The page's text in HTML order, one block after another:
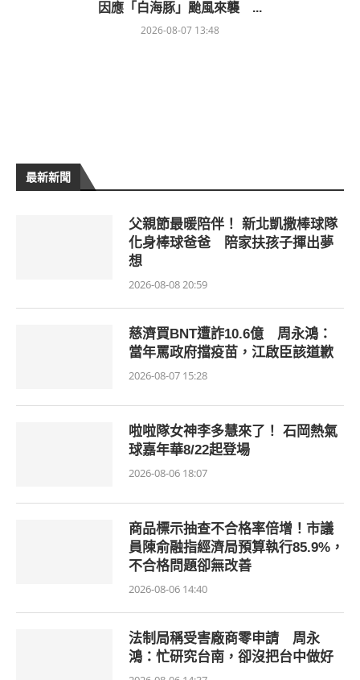
因應「白海豚」颱風來襲 ...
2026-08-07 13:48
最新新聞
父親節最暖陪伴！ 新北凱撒棒球隊
化身棒球爸爸 陪家扶孩子揮出夢
想
2026-08-08 20:59
慈濟買BNT遭詐10.6億 周永鴻：
當年罵政府擋疫苗，江啟臣該道歉
2026-08-07 15:28
啦啦隊女神李多慧來了！ 石岡熱氣
球嘉年華8/22起登場
2026-08-06 18:07
商品標示抽查不合格率倍增！市議
員陳俞融指經濟局預算執行85.9%，
不合格問題卻無改善
2026-08-06 14:40
法制局稱受害廠商零申請 周永
鴻：忙研究台南，卻沒把台中做好